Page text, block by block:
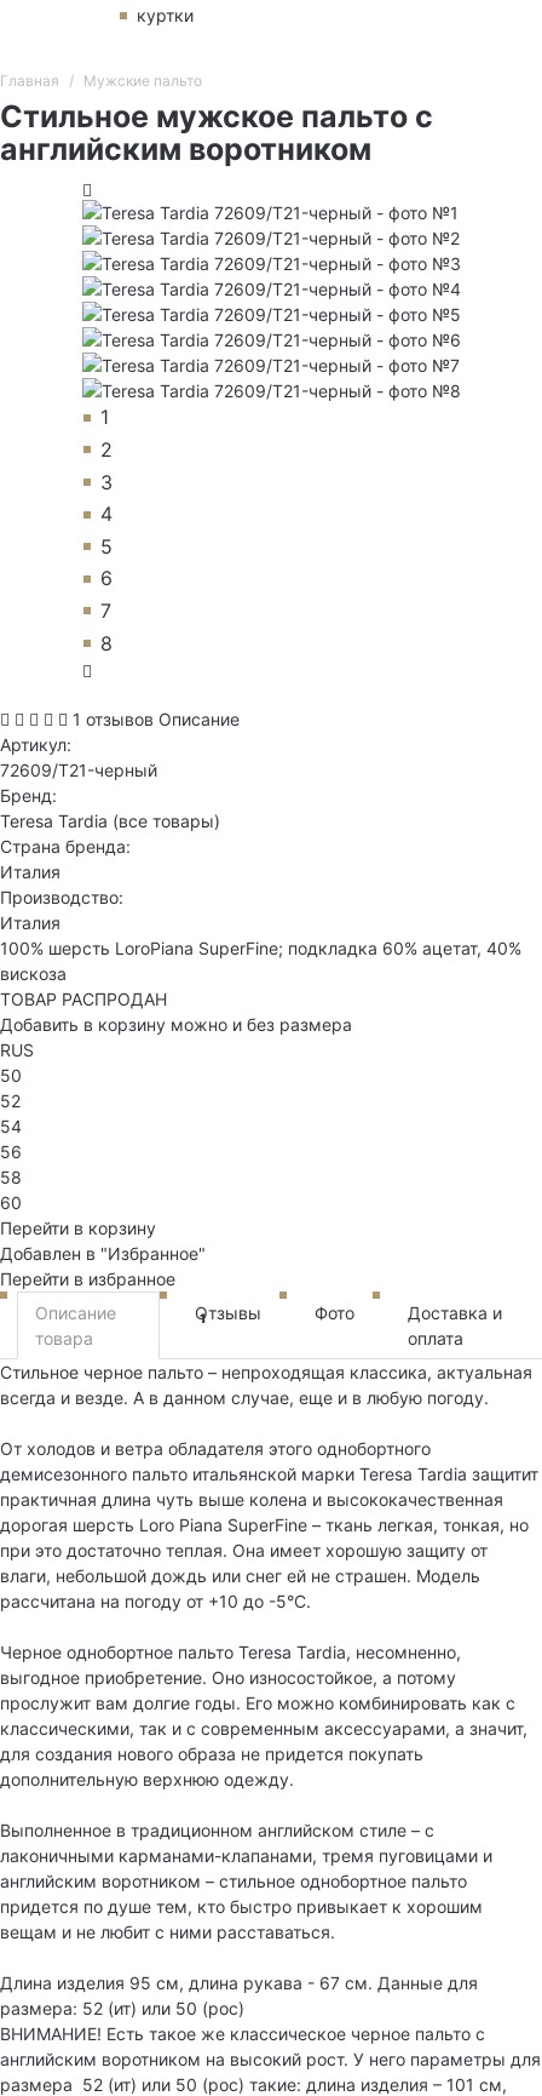
куртки
Главная Мужские пальто
Стильное мужское пальто с
английским воротником
1
2
3
4
5
6
7
8
1 отзывов Описание
Артикул:
72609/T21-черный
Бренд:
Teresa Tardia (все товары)
Страна бренда:
Италия
Производство:
Италия
100% шерсть LoroPiana SuperFine; подкладка 60% ацетат, 40%
вискоза
ТОВАР РАСПРОДАН
Добавить в корзину можно и без размера
RUS
50
52
54
56
58
60
Перейти в корзину
Добавлен в "Избранное"
Перейти в избранное
Описание
товара
Отзывы
1 Фото
Доставка и
оплата
Стильное черное пальто – непроходящая классика, актуальная
всегда и везде. А в данном случае, еще и в любую погоду.
От холодов и ветра обладателя этого однобортного
демисезонного пальто итальянской марки Teresa Tardia защитит
практичная длина чуть выше колена и высококачественная
дорогая шерсть Loro Piana SuperFine – ткань легкая, тонкая, но
при это достаточно теплая. Она имеет хорошую защиту от
влаги, небольшой дождь или снег ей не страшен. Модель
рассчитана на погоду от +10 до -5°C.
Черное однобортное пальто Teresa Tardia, несомненно,
выгодное приобретение. Оно износостойкое, а потому
прослужит вам долгие годы. Его можно комбинировать как с
классическими, так и с современным аксессуарами, а значит,
для создания нового образа не придется покупать
дополнительную верхнюю одежду.
Выполненное в традиционном английском стиле – с
лаконичными карманами-клапанами, тремя пуговицами и
английским воротником – стильное однобортное пальто
придется по душе тем, кто быстро привыкает к хорошим
вещам и не любит с ними расставаться.
Длина изделия 95 см, длина рукава - 67 см. Данные для
размера: 52 (ит) или 50 (рос)
ВНИМАНИЕ! Есть такое же классическое черное пальто с
английским воротником на высокий рост. У него параметры для
размера 52 (ит) или 50 (рос) такие: длина изделия – 101 см,